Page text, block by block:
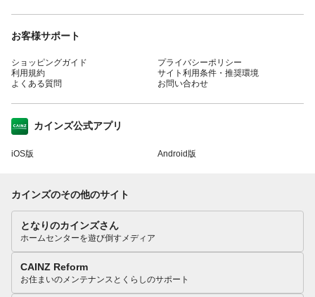
お客様サポート
ショッピングガイド
利用規約
よくある質問
プライバシーポリシー
サイト利用条件・推奨環境
お問い合わせ
カインズ公式アプリ
iOS版 Android版
カインズのその他のサイト
となりのカインズさん
ホームセンターを遊び倒すメディア
CAINZ Reform
お住まいのメンテナンスとくらしのサポート